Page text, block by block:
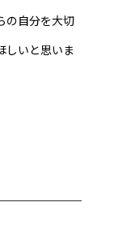
の自分を大切
しいと思いま